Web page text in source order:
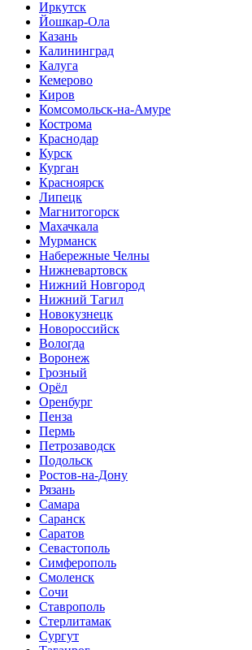
Иркутск
Йошкар-Ола
Казань
Калининград
Калуга
Кемерово
Киров
Комсомольск-на-Амуре
Кострома
Краснодар
Курск
Курган
Красноярск
Липецк
Магнитогорск
Махачкала
Мурманск
Набережные Челны
Нижневартовск
Нижний Новгород
Нижний Тагил
Новокузнецк
Новороссийск
Вологда
Воронеж
Грозный
Орёл
Оренбург
Пенза
Пермь
Петрозаводск
Подольск
Ростов-на-Дону
Рязань
Самара
Саранск
Саратов
Севастополь
Симферополь
Смоленск
Сочи
Ставрополь
Стерлитамак
Сургут